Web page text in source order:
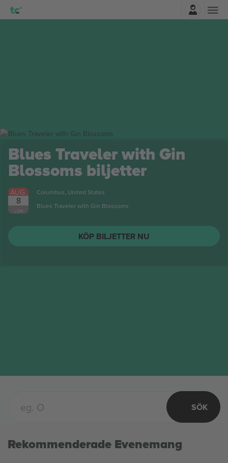
SÖK
Rekommenderade Evenemang